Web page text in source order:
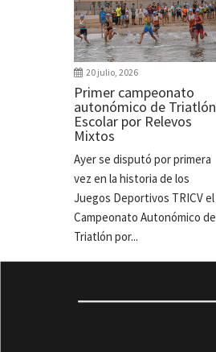
20 julio, 2026
Primer campeonato
autonómico de Triatlón
Escolar por Relevos
Mixtos
Ayer se disputó por primera
vez en la historia de los
Juegos Deportivos TRICV el
Campeonato Autonómico de
Triatlón por...